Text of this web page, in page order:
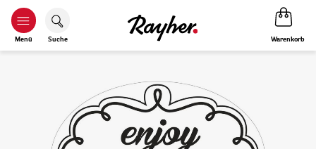
Menü Suche Warenkorb